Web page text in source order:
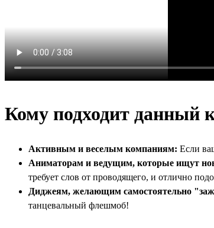
Кому подходит данный
Активным и веселым компаниям: Если
Аниматорам и ведущим, которые ищут
требует слов от проводящего, и отлично
Диджеям, желающим самостоятельно
танцевальный флешмоб!